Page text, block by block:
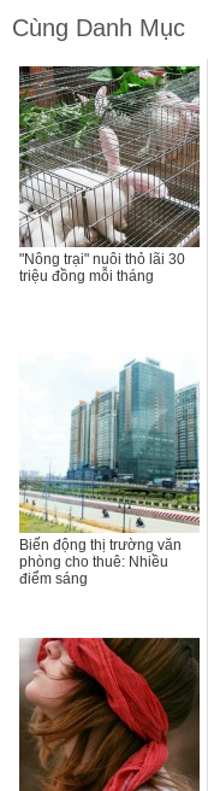
Cùng Danh Mục
"Nông trại" nuôi thỏ lãi 30
triệu đồng mỗi tháng
Biến động thị trường văn
phòng cho thuê: Nhiều
điểm sáng